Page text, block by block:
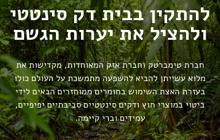
להתקין בבית דק סינטטי
ולהציל את יערות הגשם
חברת טימברטק וחברת אזק המאוחדות, מקדישות את
מלוא עשייתן להביא להשפעה מתמשכת על העולם כולו
בעזרת האצת השימוש בחומרים ממוחזרים הבאים לידי
ביטוי במוצרי חוץ ודקים סינטטיים סביבתיים יפיפיים,
עמידים וברי קיימה.